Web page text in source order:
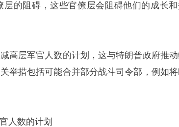
的阻碍，这些官僚层会阻碍他们的成长和
高层军官人数的计划，这与特朗普政府推
举措包括可能合并部分战斗司令部，例如
人数的计划